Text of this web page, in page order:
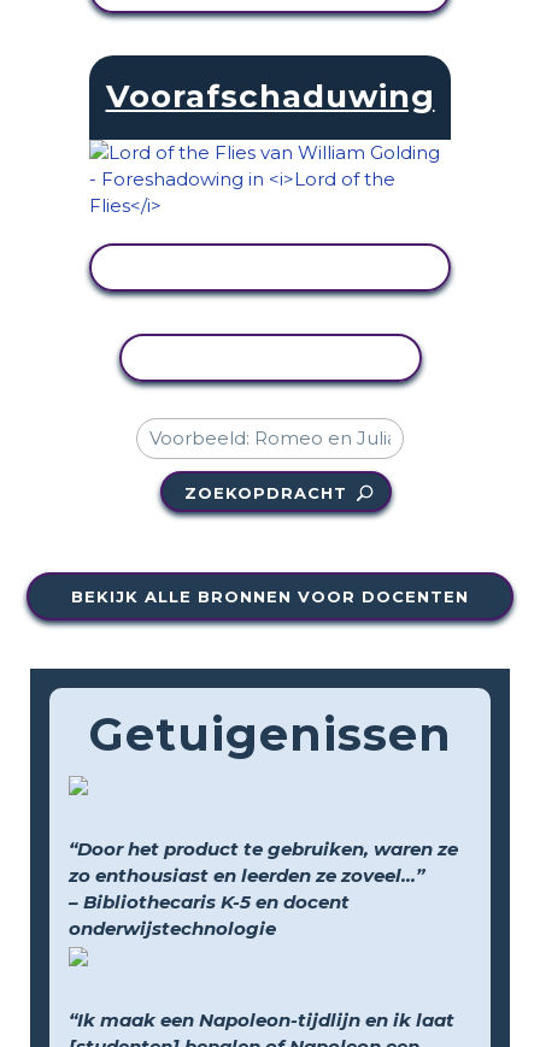
Voorafschaduwing
ZOEKOPDRACHT
BEKIJK ALLE BRONNEN VOOR DOCENTEN
Getuigenissen
“Door het product te gebruiken, waren ze
zo enthousiast en leerden ze zoveel...”
– Bibliothecaris K-5 en docent
onderwijstechnologie
“Ik maak een Napoleon-tijdlijn en ik laat